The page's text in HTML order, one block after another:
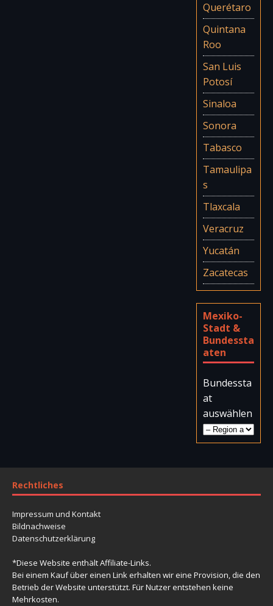
Querétaro
Quintana
Roo
San Luis
Potosí
Sinaloa
Sonora
Tabasco
Tamaulipa
s
Tlaxcala
Veracruz
Yucatán
Zacatecas
Mexiko-
Stadt &
Bundessta
aten
Bundessta
at
auswählen
Rechtliches
Impressum und Kontakt
Bildnachweise
Datenschutzerklärung
*Diese Website enthält Affiliate-Links.
Bei einem Kauf über einen Link erhalten wir eine Provision, die den
Betrieb der Website unterstützt. Für Nutzer entstehen keine
Mehrkosten.